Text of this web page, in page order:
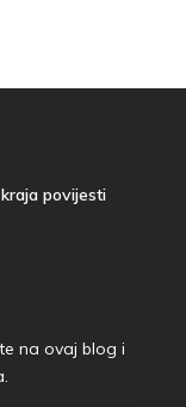
povijesti
na ovaj blog i